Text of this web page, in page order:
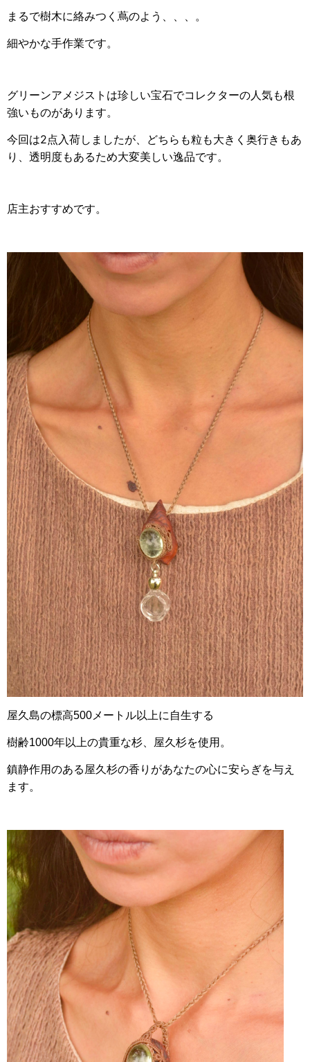
まるで樹木に絡みつく蔦のよう、、、。
細やかな手作業です。
グリーンアメジストは珍しい宝石でコレクターの人気も根
強いものがあります。
今回は2点入荷しましたが、どちらも粒も大きく奥行きもあ
り、透明度もあるため大変美しい逸品です。
店主おすすめです。
屋久島の標高500メートル以上に自生する
樹齢1000年以上の貴重な杉、屋久杉を使用。
鎮静作用のある屋久杉の香りがあなたの心に安らぎを与え
ます。